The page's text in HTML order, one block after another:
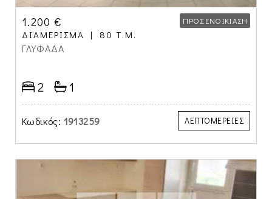
1.200 € ΠΡΟΣ ΕΝΟΙΚΊΑΣΗ
ΔΙΑΜΈΡΙΣΜΑ 80 Τ.Μ.
ΓΛΥΦΑΔΑ
2 1
Κωδικός: 1913259 ΛΕΠΤΟΜΕΡΕΙΕΣ